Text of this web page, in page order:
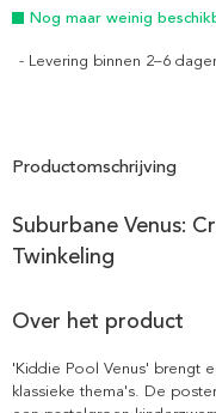
Nog maar weinig
- Levering binnen 2–6
Productomschrijving
Suburbane Venus:
Twinkeling
Over het product
'Kiddie Pool Venus' brengt
klassieke thema's. De